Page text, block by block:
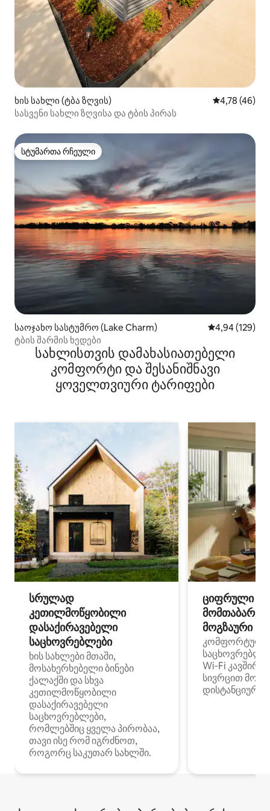
ხის სახლი (ტბა ზღვის) საშუალო
4,78 (46)
სასვენი სახლი ზღვისა და ტბის პირას
სტუმართა რჩეული
სტუმართა რჩეული
საოჯახო სასტუმრო (Lake Charm) საშუალო
4,94 (129)
ტბის შარმის ხედები
სახლისთვის დამახასიათებელი
კომფორტი და შესანიშნავი
ყოველთვიური ტარიფები
სრულად
კეთილმოწყობილი
დასაქირავებელი
საცხოვრებლები
ხის სახლები მთაში,
მოსახერხებელი ბინები
ქალაქში და სხვა
კეთილმოწყობილი
დასაქირავებელი
საცხოვრებლები,
რომლებშიც ყველა პირობაა,
თავი ისე რომ იგრძნოთ,
როგორც საკუთარ სახლში.
ციფრული
მოგზაური
კომფორტული
Wi‑Fi
სივრცით
დისტანციური